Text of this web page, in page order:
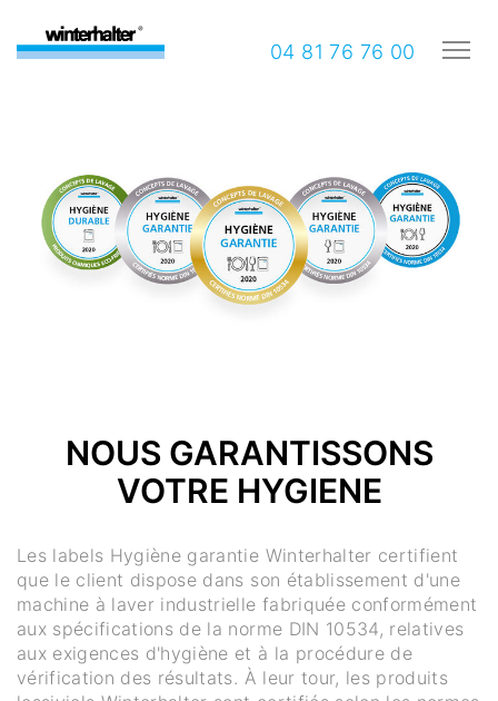
04 81 76 76 00
NOUS GARANTISSONS
VOTRE HYGIENE
Les labels Hygiène garantie Winterhalter certifient
que le client dispose dans son établissement d'une
machine à laver industrielle fabriquée conformément
aux spécifications de la norme DIN 10534, relatives
aux exigences d'hygiène et à la procédure de
vérification des résultats. À leur tour, les produits